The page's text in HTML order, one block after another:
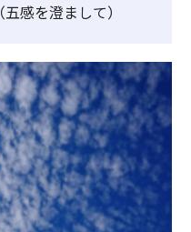
感を澄まして）